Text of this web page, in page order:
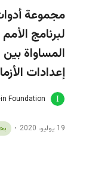
مجموعة
لبرنامج
المساواة
إعدادات
Foundation
19 يوليو، 2020